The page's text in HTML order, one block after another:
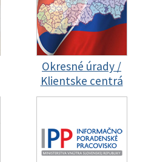
Okresné úrady /
Klientske centrá